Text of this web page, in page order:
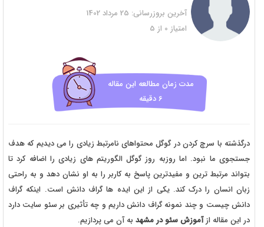
آخرین بروزرسانی:
امتیاز 0 از 5
مدت زمان مطالعه این مقاله
6 دقیقه
درگذشته با سرچ کردن در گوگل محتواهای نامرتبط زیادی را می دیدیم که هدف
جستجوی ما نبود. اما روزبه روز گوگل الگوریتم های زیادی را اضافه کرد تا
بتواند مرتبط ترین و مفیدترین پاسخ به کاربر را به او نشان دهد و به راحتی
زبان انسان را درک کند. یکی از این ایده ها گراف دانش است. اینکه گراف
دانش چیست و چند نمونه گراف دانش داریم و چه تأثیری بر سئو سایت دارد
در این مقاله ازآموزش سئو در مشهد به آن می پردازیم.